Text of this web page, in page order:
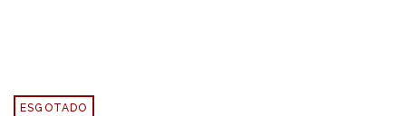
ESGOTADO